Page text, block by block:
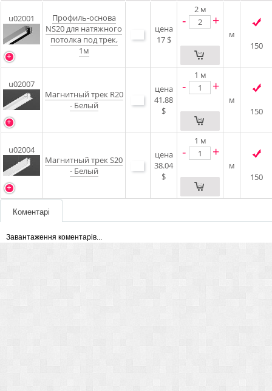
u02001
Профиль-основа
NS20 для натяжного
потолка под трек,
1м
цена
17 $
2 м
- +
м
150
u02007
Магнитный трек R20
- Белый
цена
41.88
$
1 м
- +
м
150
u02004
Магнитный трек S20
- Белый
цена
38.04
$
1 м
- +
м
150
Коментарі
Завантаження коментарів...